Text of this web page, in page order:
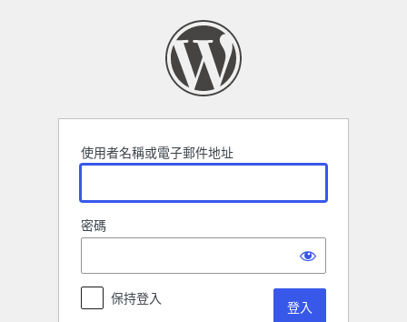
使用者名稱或電子郵件地址
密碼
保持登入